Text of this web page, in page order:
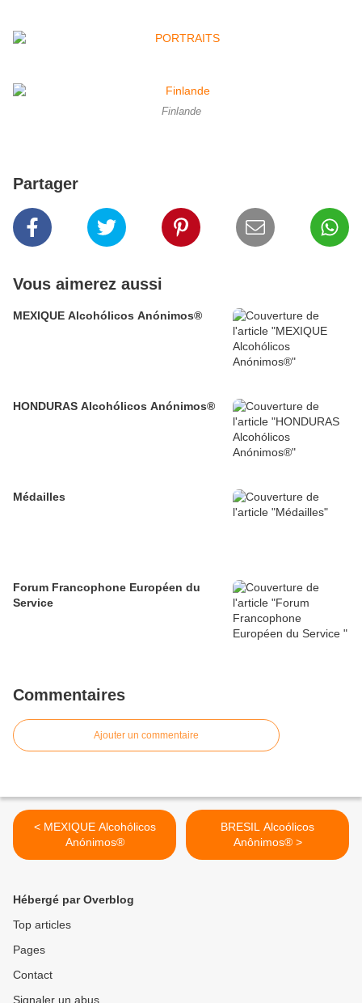
Finlande
Partager
Vous aimerez aussi
MEXIQUE Alcohólicos Anónimos®
HONDURAS Alcohólicos Anónimos®
Médailles
Forum Francophone Européen du
Service
Commentaires
Ajouter un commentaire
< MEXIQUE Alcohólicos
Anónimos®
BRESIL Alcoólicos
Anônimos® >
Hébergé par Overblog
Top articles
Pages
Contact
Signaler un abus